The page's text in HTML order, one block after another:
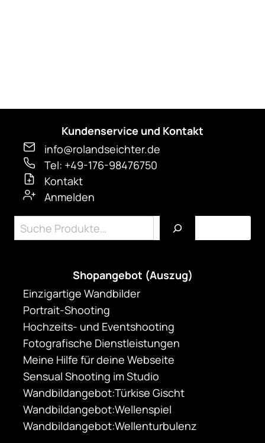
Kundenservice und Kontakt
info@rolandseichter.de
Tel: +49-176-98476750
Kontakt
Anmelden
Suchen
Shopangebot (Auszug)
Einzigartige Wandbilder
Portrait-Shooting
Hochzeits- und Eventshooting
Fotografische Dienstleistungen
Meine Hilfe für deine Webseite
Sensual Shooting im Studio
Wandbildangebot:Türkise Gischt
Wandbildangebot:Wellenspiel
Wandbildangebot:Wellenturbulenz